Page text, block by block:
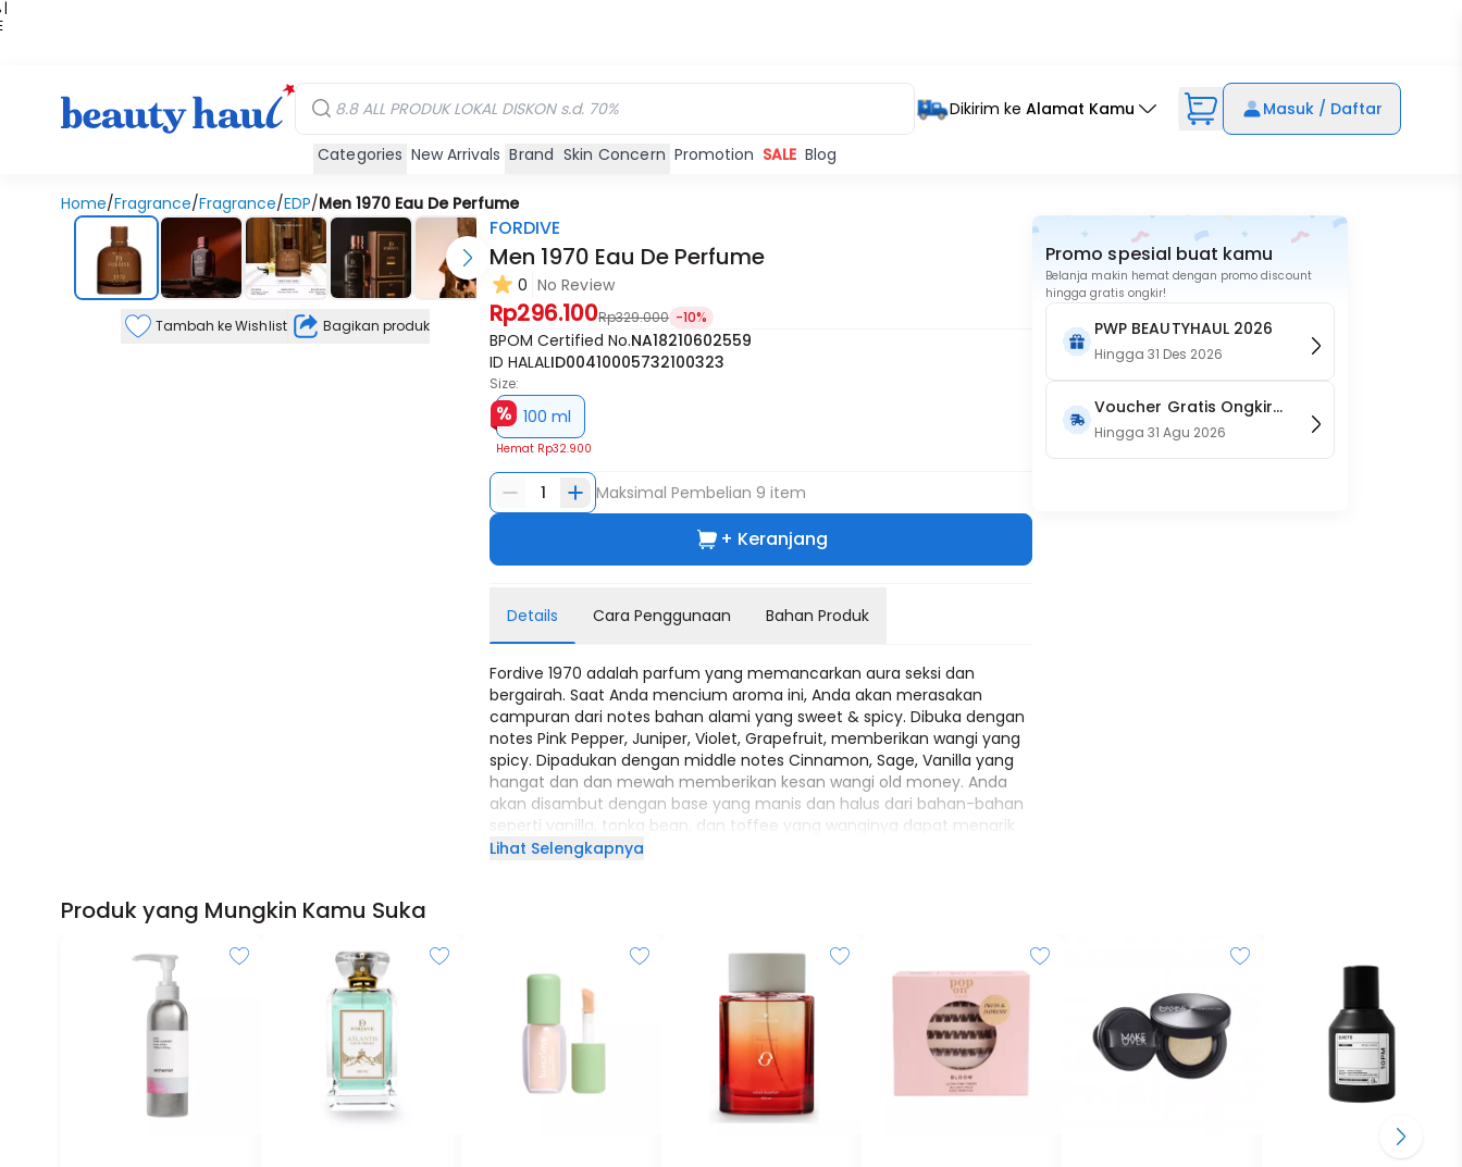
|
Dikirim ke Alamat Kamu Masuk / Daftar
Categories New Arrivals Brand Skin Concern Promotion SALE Blog
Home/Fragrance/Fragrance/EDP/Men 1970 Eau De Perfume
Tambah ke Wishlist Bagikan produk
FORDIVE
Men 1970 Eau De Perfume
0 No Review
Rp296.100Rp329.000 -10%
BPOM Certified No.NA18210602559
ID HALALID00410005732100323
Size:
100 ml
Hemat Rp32.900
1 Maksimal Pembelian 9 item
+ Keranjang
Details Cara Penggunaan Bahan Produk
Fordive 1970 adalah parfum yang memancarkan aura seksi dan
bergairah. Saat Anda mencium aroma ini, Anda akan merasakan
campuran dari notes bahan alami yang sweet & spicy. Dibuka dengan
notes Pink Pepper, Juniper, Violet, Grapefruit, memberikan wangi yang
spicy. Dipadukan dengan middle notes Cinnamon, Sage, Vanilla yang
hangat dan dan mewah memberikan kesan wangi old money. Anda
akan disambut dengan base yang manis dan halus dari bahan-bahan
seperti vanilla, tonka bean, dan toffee yang wanginya dapat menarik
perhatian wanita.
Lihat Selengkapnya
Promo spesial buat kamu
Belanja makin hemat dengan promo discount
hingga gratis ongkir!
PWP BEAUTYHAUL 2026
Hingga31 Des 2026
Voucher Gratis Ongkir
15RB (Only on Website)
Hingga31 Agu 2026
Produk yang Mungkin Kamu Suka